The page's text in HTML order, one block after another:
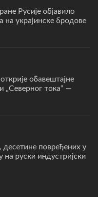
Русије објавило
на украјинске бродове
обавештајне
„Северног тока“ —
повређених у
на руски индустријски